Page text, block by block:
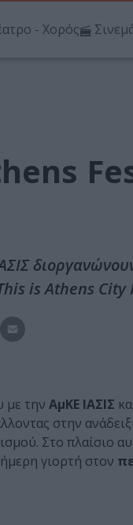
- Χορός
is Athens City
με την ΑμΚΕ ΙΑΣΙΣ
στην
Στο πλαίσιο
γιορτή στον